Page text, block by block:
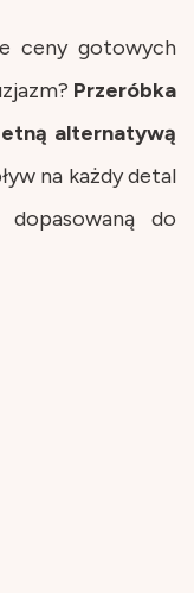
ceny gotowych
Przeróbka
alternatywą
na każdy detal
do